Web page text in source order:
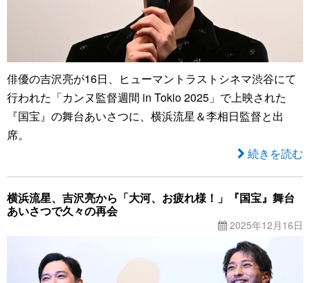
俳優の吉沢亮が16日、ヒューマントラストシネマ渋谷にて
行われた「カンヌ監督週間 in Tokio 2025」で上映された
『国宝』の舞台あいさつに、横浜流星＆李相日監督と出
席。
続きを読む
横浜流星、吉沢亮から「大河、お疲れ様！」『国宝』舞台
あいさつで久々の再会
2025年12月16日